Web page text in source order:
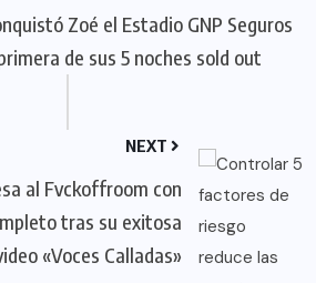
Zoé el Estadio GNP Seguros
de sus 5 noches sold out
NEXT
al Fvckoffroom con
tras su exitosa
«Voces Calladas»